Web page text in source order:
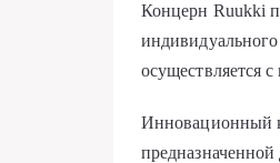
Концерн Ruukki
осуществляется
Инновационный